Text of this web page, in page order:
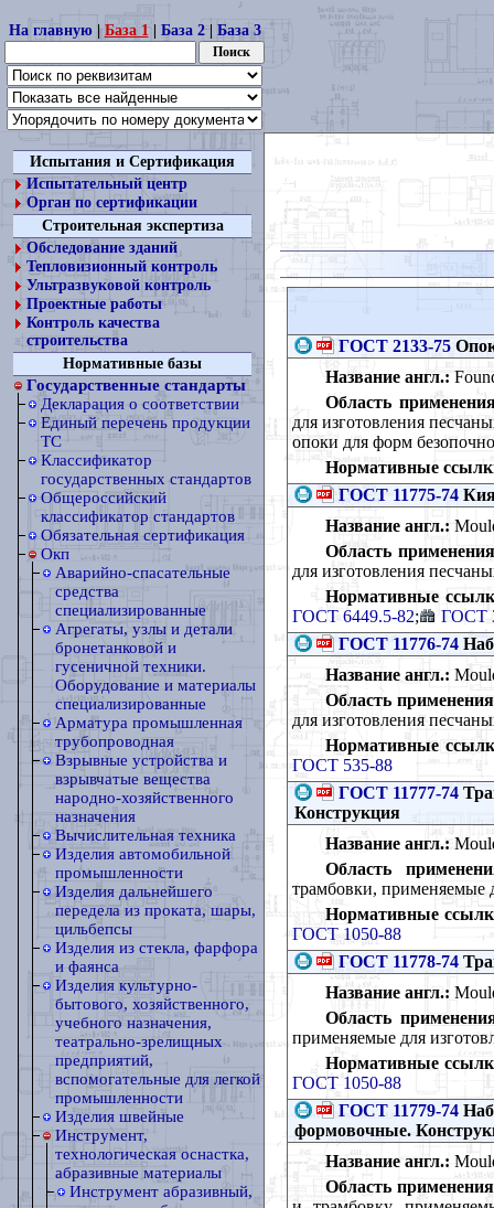
На главную| База 1| База 2| База 3
Испытания и Сертификация
Испытательный центр
Орган по сертификации
Строительная экспертиза
Обследование зданий
Тепловизионный контроль
Ультразвуковой контроль
Проектные работы
Контроль качества
строительства
Нормативные базы
Государственные стандарты
Декларация о соответствии
Единый перечень продукции
ТС
Классификатор
государственных стандартов
Общероссийский
классификатор стандартов
Обязательная сертификация
Окп
Аварийно-спасательные
средства
специализированные
Агрегаты, узлы и детали
бронетанковой и
гусеничной техники.
Оборудование и материалы
специализированные
Арматура промышленная
трубопроводная
Взрывные устройства и
взрывчатые вещества
народно-хозяйственного
назначения
Вычислительная техника
Изделия автомобильной
промышленности
Изделия дальнейшего
передела из проката, шары,
цильбепсы
Изделия из стекла, фарфора
и фаянса
Изделия культурно-
бытового, хозяйственного,
учебного назначения,
театрально-зрелищных
предприятий,
вспомогательные для легкой
промышленности
Изделия швейные
Инструмент,
технологическая оснастка,
абразивные материалы
Инструмент абразивный,
ГОСТ 2133-75
Название англ.:
Область
для изготовления
опоки для форм
Нормативные
ГОСТ 11775-74
Название англ.:
Область
для изготовления
Нормативные
ГОСТ 6449.5-82;
ГОСТ
ГОСТ 11776-74
Название англ.:
Область
для изготовления
Нормативные
ГОСТ 535-88
ГОСТ 11777-74
Конструкция
Название англ.:
Область
трамбовки, применяемые
Нормативные
ГОСТ 1050-88
ГОСТ 11778-74
Название англ.:
Область
применяемые для
Нормативные
ГОСТ 1050-88
ГОСТ 11779-74
формовочные.
Название англ.:
Область